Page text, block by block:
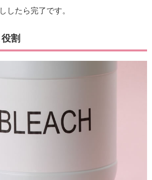
したら完了です。
割